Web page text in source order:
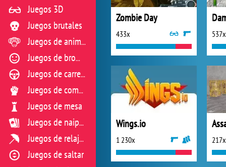
Zombie Day
433x 537x
Wings.io
1 230x 217x
Juegos 3D
Juegos brutales
Juegos de animales
Juegos de broma
Juegos de carreras
Juegos de combate
Juegos de mesa
Juegos de naipes
Juegos de relajación
Juegos de saltar